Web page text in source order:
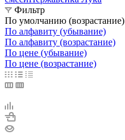
Фильтр
По умолчанию (возрастание)
По алфавиту (убывание)
По алфавиту (возрастание)
По цене (убывание)
По цене (возрастание)